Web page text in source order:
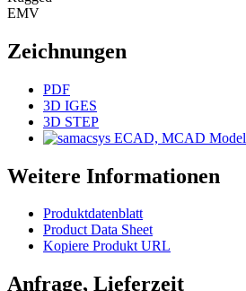
EMV
Zeichnungen
PDF
3D IGES
3D STEP
ECAD, MCAD Model
Weitere Informationen
Produktdatenblatt
Product Data Sheet
Kopiere Produkt URL
Anfrage, Lieferzeit